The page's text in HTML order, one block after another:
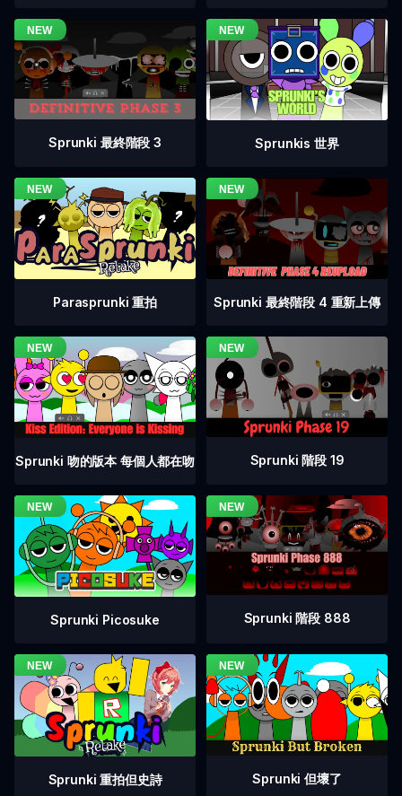
Sprunki 最終階段 3 Sprunkis 世界
Parasprunki 重拍 Sprunki 最終階段 4 重新上傳
Sprunki 吻的版本 每個人都在吻 Sprunki 階段 19
Sprunki Picosuke Sprunki 階段 888
Sprunki 重拍但史詩 Sprunki 但壞了